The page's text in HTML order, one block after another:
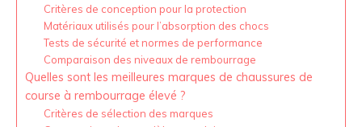
Critères de conception pour la protection
Matériaux utilisés pour l’absorption des chocs
Tests de sécurité et normes de performance
Comparaison des niveaux de rembourrage
Quelles sont les meilleures marques de chaussures de
course à rembourrage élevé ?
Critères de sélection des marques